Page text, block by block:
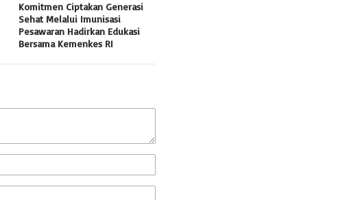
Komitmen Ciptakan Generasi
Sehat Melalui Imunisasi
Pesawaran Hadirkan Edukasi
Bersama Kemenkes RI